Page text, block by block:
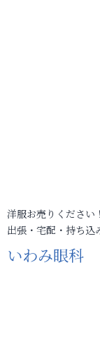
洋服お売りください
出張・宅配・持ち込
いわみ眼科